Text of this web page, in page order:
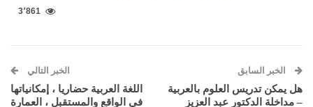
3٬861
الخبر السابق
هل يمكن تدريس العلوم بالعربية
– مداخلة الدكتور عبد العزيز
الخبر التالي
اللغة العربية حضاريا ، إمكانياتها
في الواقع والمستقبل ، العمارة